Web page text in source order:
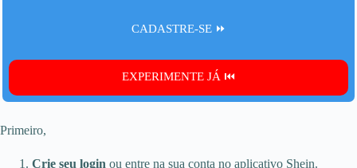
CADASTRE-SE ⏩
EXPERIMENTE JÁ ⏮️
Primeiro,
Crie seu login ou entre na sua conta no aplicativo Shein.